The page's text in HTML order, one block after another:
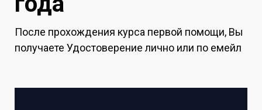
После прохождения курса первой помощи, Вы
получаете Удостоверение лично или по емейл